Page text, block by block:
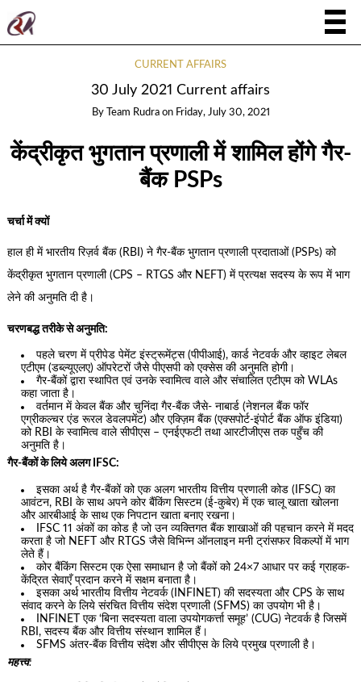
CURRENT AFFAIRS
30 July 2021 Current affairs
By Team Rudra on Friday, July 30, 2021
केंद्रीकृत भुगतान प्रणाली में शामिल होंगे गैर-
बैंक PSPs
चर्चा में क्यों
हाल ही में भारतीय रिज़र्व बैंक (RBI) ने गैर-बैंक भुगतान प्रणाली प्रदाताओं (PSPs) को
केंद्रीकृत भुगतान प्रणाली (CPS – RTGS और NEFT) में प्रत्यक्ष सदस्य के रूप में भाग
लेने की अनुमति दी है।
चरणबद्ध तरीके से अनुमति:
पहले चरण में प्रीपेड पेमेंट इंस्ट्रूमेंट्स (पीपीआई), कार्ड नेटवर्क और व्हाइट लेबल
एटीएम (डब्ल्यूएलए) ऑपरेटरों जैसे पीएसपी को एक्सेस की अनुमति होगी।
गैर-बैंकों द्वारा स्थापित एवं उनके स्वामित्व वाले और संचालित एटीएम को WLAs
कहा जाता है।
वर्तमान में केवल बैंक और चुनिंदा गैर-बैंक जैसे- नाबार्ड (नेशनल बैंक फॉर
एग्रीकल्चर एंड रूरल डेवलपमेंट) और एक्ज़िम बैंक (एक्सपोर्ट-इंपोर्ट बैंक ऑफ इंडिया)
को RBI के स्वामित्व वाले सीपीएस – एनईएफटी तथा आरटीजीएस तक पहुँच की
अनुमति है।
गैर-बैंकों के लिये अलग IFSC:
इसका अर्थ है गैर-बैंकों को एक अलग भारतीय वित्तीय प्रणाली कोड (IFSC) का
आवंटन, RBI के साथ अपने कोर बैंकिंग सिस्टम (ई-कुबेर) में एक चालू खाता खोलना
और आरबीआई के साथ एक निपटान खाता बनाए रखना।
IFSC 11 अंकों का कोड है जो उन व्यक्तिगत बैंक शाखाओं की पहचान करने में मदद
करता है जो NEFT और RTGS जैसे विभिन्न ऑनलाइन मनी ट्रांसफर विकल्पों में भाग
लेते हैं।
कोर बैंकिंग सिस्टम एक ऐसा समाधान है जो बैंकों को 24×7 आधार पर कई ग्राहक-
केंद्रित सेवाएँ प्रदान करने में सक्षम बनाता है।
इसका अर्थ भारतीय वित्तीय नेटवर्क (INFINET) की सदस्यता और CPS के साथ
संवाद करने के लिये संरचित वित्तीय संदेश प्रणाली (SFMS) का उपयोग भी है।
INFINET एक ‘बिना सदस्यता वाला उपयोगकर्त्ता समूह’ (CUG) नेटवर्क है जिसमें
RBI, सदस्य बैंक और वित्तीय संस्थान शामिल हैं।
SFMS अंतर-बैंक वित्तीय संदेश और सीपीएस के लिये प्रमुख प्रणाली है।
महत्त्व: